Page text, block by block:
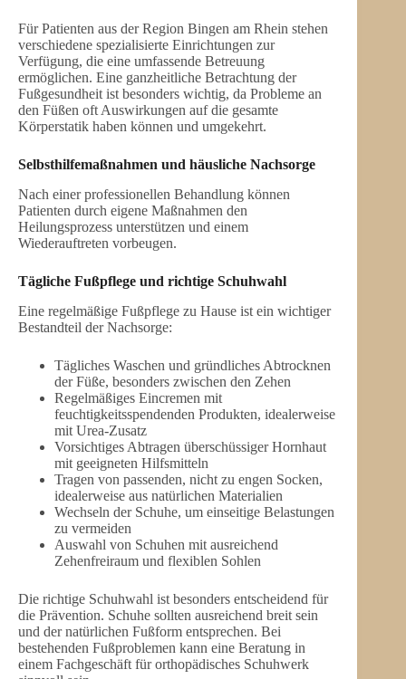
Für Patienten aus der Region Bingen am Rhein stehen
verschiedene spezialisierte Einrichtungen zur
Verfügung, die eine umfassende Betreuung
ermöglichen. Eine ganzheitliche Betrachtung der
Fußgesundheit ist besonders wichtig, da Probleme an
den Füßen oft Auswirkungen auf die gesamte
Körperstatik haben können und umgekehrt.
Selbsthilfemaßnahmen und häusliche Nachsorge
Nach einer professionellen Behandlung können
Patienten durch eigene Maßnahmen den
Heilungsprozess unterstützen und einem
Wiederauftreten vorbeugen.
Tägliche Fußpflege und richtige Schuhwahl
Eine regelmäßige Fußpflege zu Hause ist ein wichtiger
Bestandteil der Nachsorge:
Tägliches Waschen und gründliches Abtrocknen
der Füße, besonders zwischen den Zehen
Regelmäßiges Eincremen mit
feuchtigkeitsspendenden Produkten, idealerweise
mit Urea-Zusatz
Vorsichtiges Abtragen überschüssiger Hornhaut
mit geeigneten Hilfsmitteln
Tragen von passenden, nicht zu engen Socken,
idealerweise aus natürlichen Materialien
Wechseln der Schuhe, um einseitige Belastungen
zu vermeiden
Auswahl von Schuhen mit ausreichend
Zehenfreiraum und flexiblen Sohlen
Die richtige Schuhwahl ist besonders entscheidend für
die Prävention. Schuhe sollten ausreichend breit sein
und der natürlichen Fußform entsprechen. Bei
bestehenden Fußproblemen kann eine Beratung in
einem Fachgeschäft für orthopädisches Schuhwerk